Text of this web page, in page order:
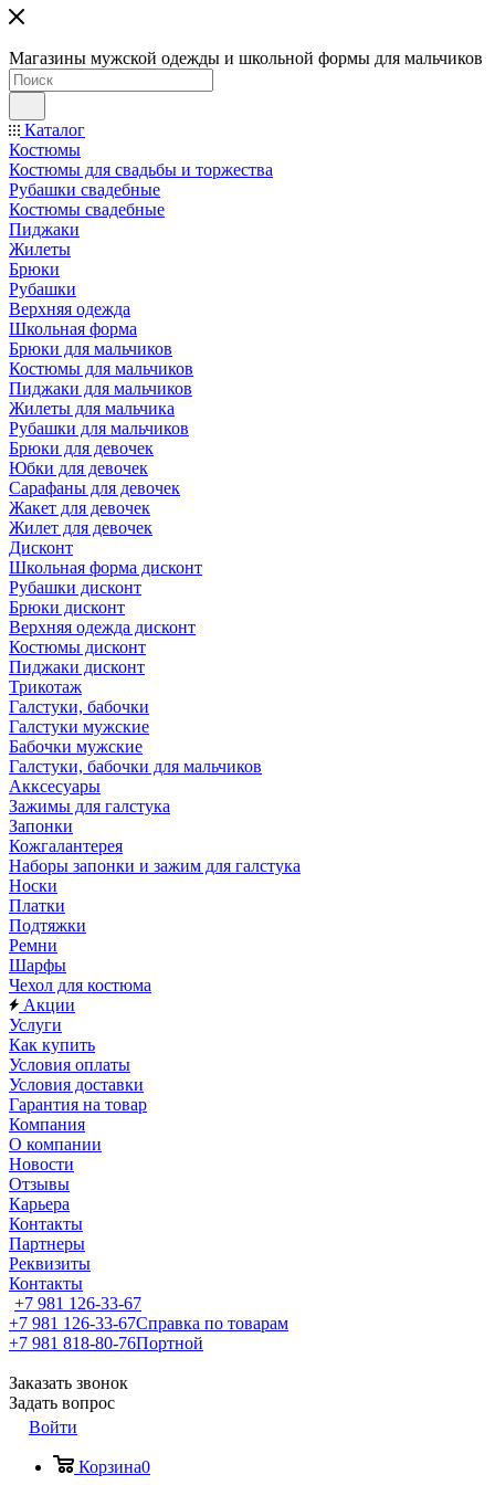
Магазины мужской одежды и школьной формы для мальчиков
Каталог
Костюмы
Костюмы для свадьбы и торжества
Рубашки свадебные
Костюмы свадебные
Пиджаки
Жилеты
Брюки
Рубашки
Верхняя одежда
Школьная форма
Брюки для мальчиков
Костюмы для мальчиков
Пиджаки для мальчиков
Жилеты для мальчика
Рубашки для мальчиков
Брюки для девочек
Юбки для девочек
Сарафаны для девочек
Жакет для девочек
Жилет для девочек
Дисконт
Школьная форма дисконт
Рубашки дисконт
Брюки дисконт
Верхняя одежда дисконт
Костюмы дисконт
Пиджаки дисконт
Трикотаж
Галстуки, бабочки
Галстуки мужские
Бабочки мужские
Галстуки, бабочки для мальчиков
Акксесуары
Зажимы для галстука
Запонки
Кожгалантерея
Наборы запонки и зажим для галстука
Носки
Платки
Подтяжки
Ремни
Шарфы
Чехол для костюма
Акции
Услуги
Как купить
Условия оплаты
Условия доставки
Гарантия на товар
Компания
О компании
Новости
Отзывы
Карьера
Контакты
Партнеры
Реквизиты
Контакты
+7 981 126-33-67
+7 981 126-33-67Справка по товарам
+7 981 818-80-76Портной
Заказать звонок
Задать вопрос
Войти
Корзина0